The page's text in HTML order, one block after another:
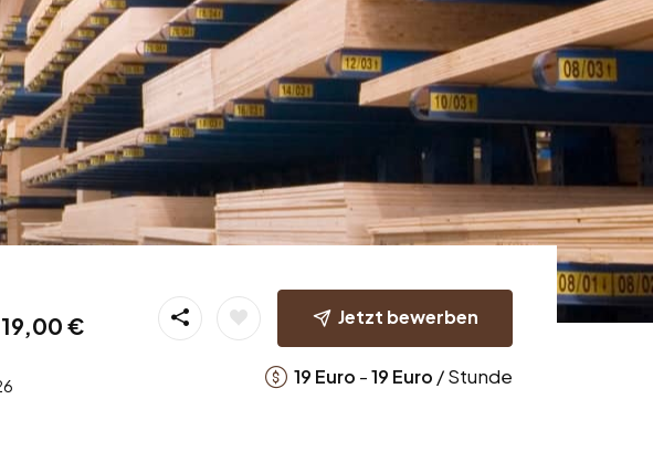
€
Jetzt bewerben
19 Euro -19 Euro / Stunde